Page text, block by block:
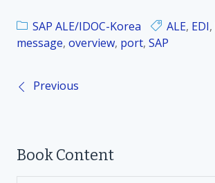
SAP ALE/IDOC-Korea ALE, EDI,
message, overview, port, SAP
P
s
Previous
Book Content